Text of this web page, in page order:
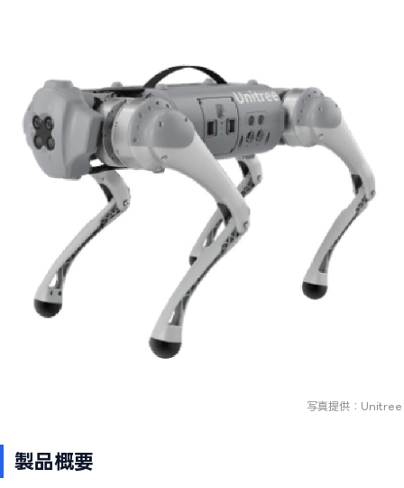
写真提供：Unitree
製品概要